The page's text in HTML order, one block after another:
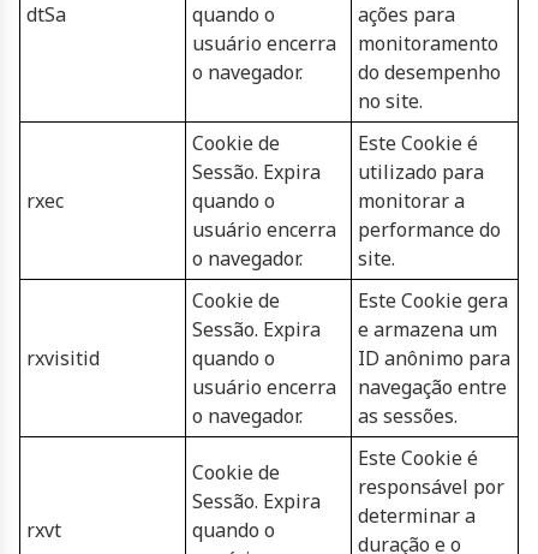
dtSa
quando o
usuário encerra
o navegador.
ações para
monitoramento
do desempenho
no site.
rxec
Cookie de
Sessão. Expira
quando o
usuário encerra
o navegador.
Este Cookie é
utilizado para
monitorar a
performance do
site.
rxvisitid
Cookie de
Sessão. Expira
quando o
usuário encerra
o navegador.
Este Cookie gera
e armazena um
ID anônimo para
navegação entre
as sessões.
rxvt
Cookie de
Sessão. Expira
quando o
Este Cookie é
responsável por
determinar a
duração e o